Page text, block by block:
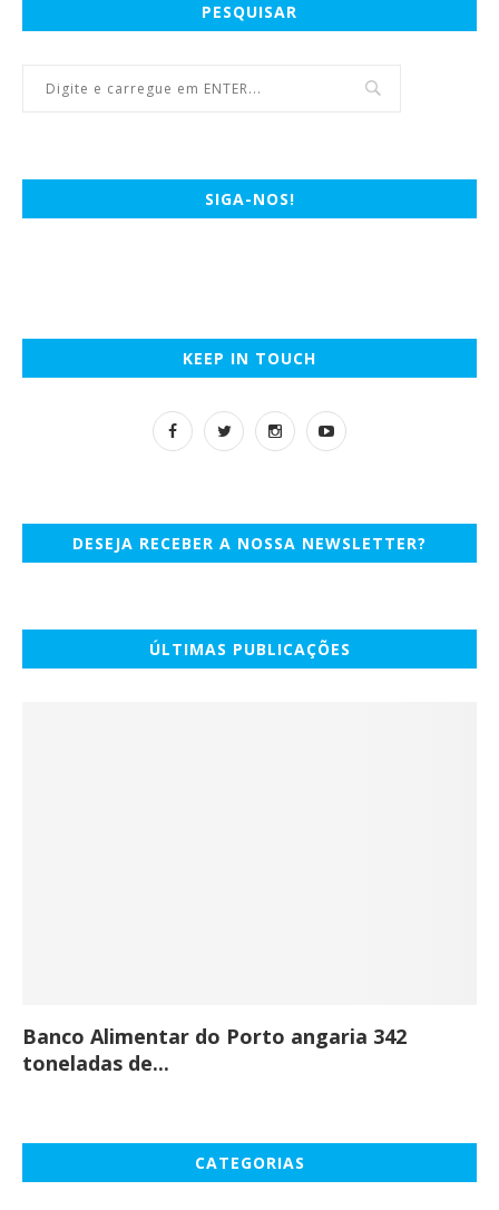
PESQUISAR
SIGA-NOS!
KEEP IN TOUCH
DESEJA RECEBER A NOSSA NEWSLETTER?
ÚLTIMAS PUBLICAÇÕES
Banco Alimentar do Porto angaria 342
toneladas de...
CATEGORIAS